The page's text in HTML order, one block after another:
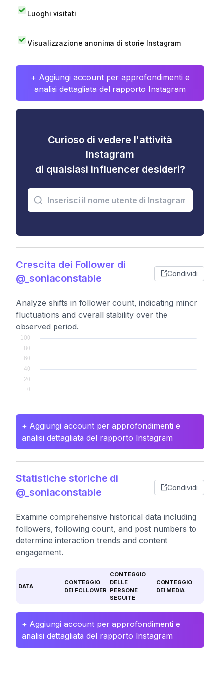
Luoghi visitati
Visualizzazione anonima di storie Instagram
+ Aggiungi account per approfondimenti e
analisi dettagliata del rapporto Instagram
Curioso di vedere l'attività
Instagram
di qualsiasi influencer desideri?
Crescita dei Follower di
@_soniaconstable
Condividi
Analyze shifts in follower count, indicating minor
fluctuations and overall stability over the
observed period.
+ Aggiungi account per approfondimenti e
analisi dettagliata del rapporto Instagram
Statistiche storiche di
@_soniaconstable
Condividi
Examine comprehensive historical data including
followers, following count, and post numbers to
determine interaction trends and content
engagement.
DATA
CONTEGGIO
DEI FOLLOWER
CONTEGGIO
DELLE
PERSONE
SEGUITE
CONTEGGIO
DEI MEDIA
+ Aggiungi account per approfondimenti e
analisi dettagliata del rapporto Instagram